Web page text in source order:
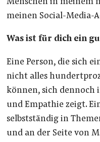
Menschen in meinem
meinen Social-Media-
Was ist für dich ein
Eine Person, die sich
nicht alles
können, sich dennoch
und Empathie zeigt.
selbstständig in
und an der Seite von